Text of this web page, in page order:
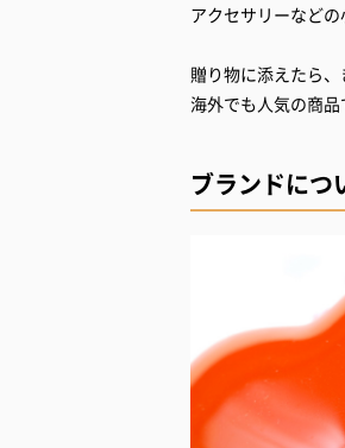
アクセサリーなど
贈り物に添えたら、
海外でも人気の商品
ブランドにつ